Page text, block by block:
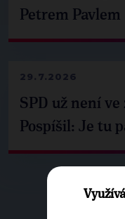
Petrem Pavlem
29.7.2026
SPD už není
Pospíšil: Je tu